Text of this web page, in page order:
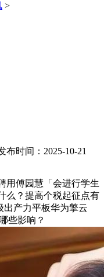
>
布时间：2025-10-21
傅园慧「会进行学生
么？提高个税起征点有
出产力平板华为擎云
些影响？